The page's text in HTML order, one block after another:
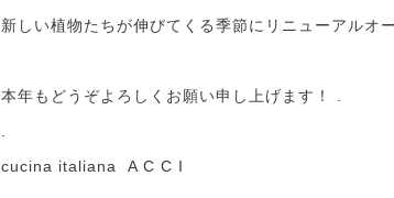
新しい植物たちが伸びてくる季節にリニューアルオ
本年もどうぞよろしくお願い申し上げます！ .
cucina italiana A C C I